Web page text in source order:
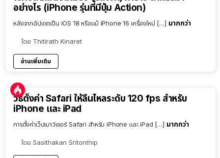
อย่างไร (iPhone รุ่นที่มีปุ่ม Action)
หลังจากอัปเดตเป็น iOS 18 หรือแม้ iPhone 16 เครื่องใหม่ […] มากกว่า
โดย Thitirath Kinaret
อ่านเพิ่มเติม
วิธีตั้งค่า Safari ให้ลื่นไหลระดับ 120 fps สำหรับ
iPhone และ iPad
การตั้งค่าเว็ปเบาว์เซอร์ Safari สำหรับ iPhone และ iPad […] มากกว่า
โดย Sasithakan Sritonthip